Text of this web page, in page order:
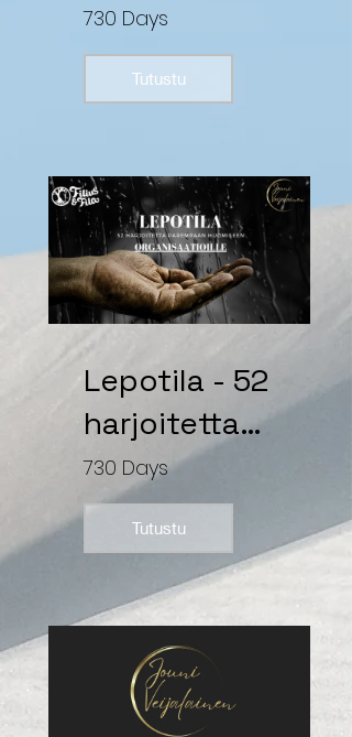
parempaan
huomiseen
730 Days
Tutustu
Lepotila - 52
harjoitetta
parempaan
huomiseen
(organisaati
ot)
730 Days
Tutustu